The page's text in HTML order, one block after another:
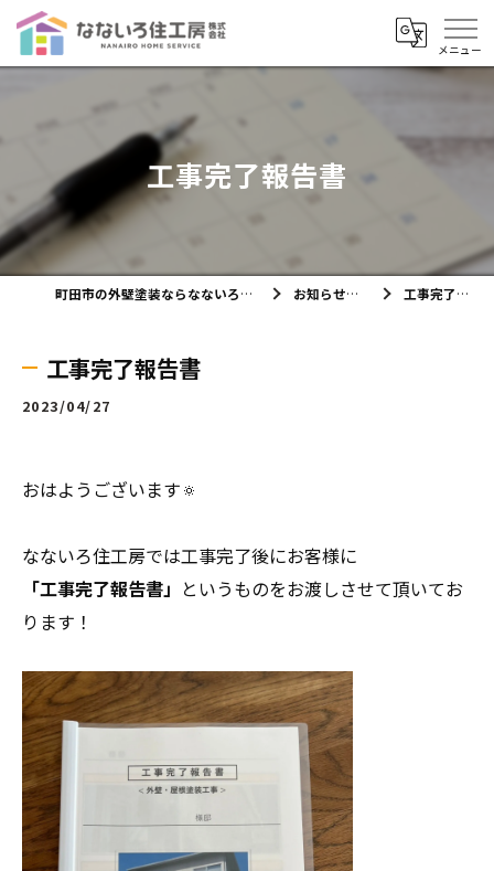
工事完了報告書
町田市の外壁塗装ならなないろ住工房株式会社 お知らせ・ブログ 工事完了報告書
工事完了報告書
2023/04/27
おはようございます🔅
なないろ住工房では工事完了後にお客様に
「工事完了報告書」 というものをお渡しさせて頂いてお
ります！